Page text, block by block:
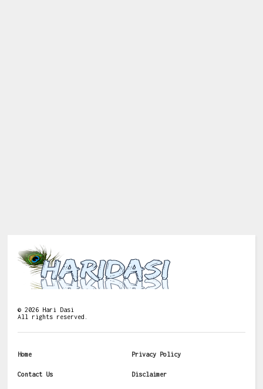
©2026 Hari Dasi
All rights reserved.
Home Privacy Policy
Contact Us Disclaimer